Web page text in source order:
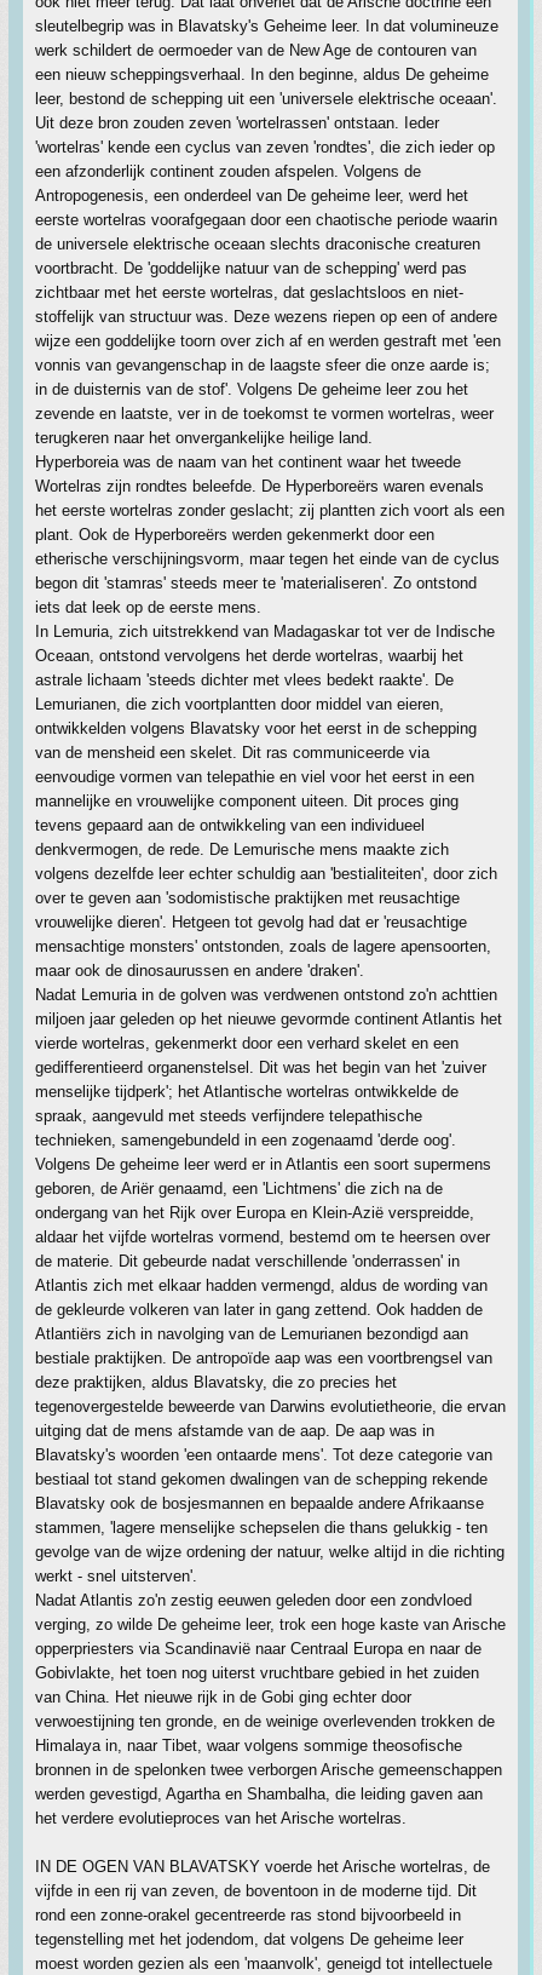
sleutelbegrip was in Blavatsky's Geheime leer. In dat volumineuze
werk schildert de oermoeder van de New Age de contouren van
een nieuw scheppingsverhaal. In den beginne, aldus De geheime
leer, bestond de schepping uit een 'universele elektrische oceaan'.
Uit deze bron zouden zeven 'wortelrassen' ontstaan. Ieder
'wortelras' kende een cyclus van zeven 'rondtes', die zich ieder op
een afzonderlijk continent zouden afspelen. Volgens de
Antropogenesis, een onderdeel van De geheime leer, werd het
eerste wortelras voorafgegaan door een chaotische periode waarin
de universele elektrische oceaan slechts draconische creaturen
voortbracht. De 'goddelijke natuur van de schepping' werd pas
zichtbaar met het eerste wortelras, dat geslachtsloos en niet-
stoffelijk van structuur was. Deze wezens riepen op een of andere
wijze een goddelijke toorn over zich af en werden gestraft met 'een
vonnis van gevangenschap in de laagste sfeer die onze aarde is;
in de duisternis van de stof'. Volgens De geheime leer zou het
zevende en laatste, ver in de toekomst te vormen wortelras, weer
terugkeren naar het onvergankelijke heilige land.
Hyperboreia was de naam van het continent waar het tweede
Wortelras zijn rondtes beleefde. De Hyperboreërs waren evenals
het eerste wortelras zonder geslacht; zij plantten zich voort als een
plant. Ook de Hyperboreërs werden gekenmerkt door een
etherische verschijningsvorm, maar tegen het einde van de cyclus
begon dit 'stamras' steeds meer te 'materialiseren'. Zo ontstond
iets dat leek op de eerste mens.
In Lemuria, zich uitstrekkend van Madagaskar tot ver de Indische
Oceaan, ontstond vervolgens het derde wortelras, waarbij het
astrale lichaam 'steeds dichter met vlees bedekt raakte'. De
Lemurianen, die zich voortplantten door middel van eieren,
ontwikkelden volgens Blavatsky voor het eerst in de schepping
van de mensheid een skelet. Dit ras communiceerde via
eenvoudige vormen van telepathie en viel voor het eerst in een
mannelijke en vrouwelijke component uiteen. Dit proces ging
tevens gepaard aan de ontwikkeling van een individueel
denkvermogen, de rede. De Lemurische mens maakte zich
volgens dezelfde leer echter schuldig aan 'bestialiteiten', door zich
over te geven aan 'sodomistische praktijken met reusachtige
vrouwelijke dieren'. Hetgeen tot gevolg had dat er 'reusachtige
mensachtige monsters' ontstonden, zoals de lagere apensoorten,
maar ook de dinosaurussen en andere 'draken'.
Nadat Lemuria in de golven was verdwenen ontstond zo'n achttien
miljoen jaar geleden op het nieuwe gevormde continent Atlantis het
vierde wortelras, gekenmerkt door een verhard skelet en een
gedifferentieerd organenstelsel. Dit was het begin van het 'zuiver
menselijke tijdperk'; het Atlantische wortelras ontwikkelde de
spraak, aangevuld met steeds verfijndere telepathische
technieken, samengebundeld in een zogenaamd 'derde oog'.
Volgens De geheime leer werd er in Atlantis een soort supermens
geboren, de Ariër genaamd, een 'Lichtmens' die zich na de
ondergang van het Rijk over Europa en Klein-Azië verspreidde,
aldaar het vijfde wortelras vormend, bestemd om te heersen over
de materie. Dit gebeurde nadat verschillende 'onderrassen' in
Atlantis zich met elkaar hadden vermengd, aldus de wording van
de gekleurde volkeren van later in gang zettend. Ook hadden de
Atlantiërs zich in navolging van de Lemurianen bezondigd aan
bestiale praktijken. De antropoïde aap was een voortbrengsel van
deze praktijken, aldus Blavatsky, die zo precies het
tegenovergestelde beweerde van Darwins evolutietheorie, die ervan
uitging dat de mens afstamde van de aap. De aap was in
Blavatsky's woorden 'een ontaarde mens'. Tot deze categorie van
bestiaal tot stand gekomen dwalingen van de schepping rekende
Blavatsky ook de bosjesmannen en bepaalde andere Afrikaanse
stammen, 'lagere menselijke schepselen die thans gelukkig - ten
gevolge van de wijze ordening der natuur, welke altijd in die richting
werkt - snel uitsterven'.
Nadat Atlantis zo'n zestig eeuwen geleden door een zondvloed
verging, zo wilde De geheime leer, trok een hoge kaste van Arische
opperpriesters via Scandinavië naar Centraal Europa en naar de
Gobivlakte, het toen nog uiterst vruchtbare gebied in het zuiden
van China. Het nieuwe rijk in de Gobi ging echter door
verwoestijning ten gronde, en de weinige overlevenden trokken de
Himalaya in, naar Tibet, waar volgens sommige theosofische
bronnen in de spelonken twee verborgen Arische gemeenschappen
werden gevestigd, Agartha en Shambalha, die leiding gaven aan
het verdere evolutieproces van het Arische wortelras.
IN DE OGEN VAN BLAVATSKY voerde het Arische wortelras, de
vijfde in een rij van zeven, de boventoon in de moderne tijd. Dit
rond een zonne-orakel gecentreerde ras stond bijvoorbeeld in
tegenstelling met het jodendom, dat volgens De geheime leer
moest worden gezien als een 'maanvolk', geneigd tot intellectuele